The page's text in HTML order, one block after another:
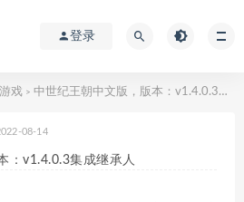
登录
戏 > 中世纪王朝中文版，版本：v1.4.0.3集成继承人
08-14
：v1.4.0.3集成继承人